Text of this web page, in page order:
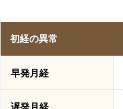
初経の異常
早発月経
遅発月経